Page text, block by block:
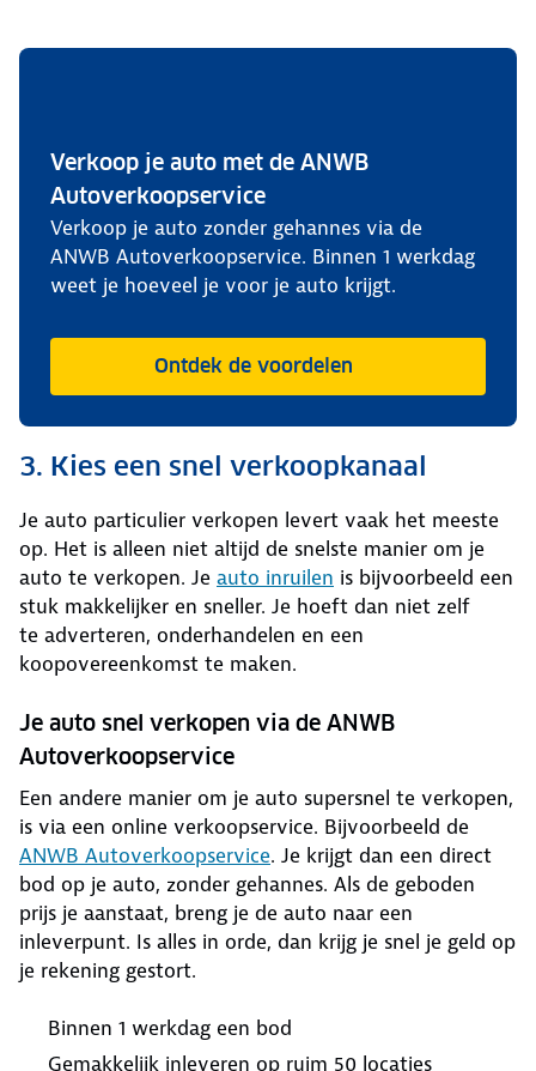
Verkoop je auto met de ANWB
Autoverkoopservice
Verkoop je auto zonder gehannes via de
ANWB Autoverkoopservice. Binnen 1 werkdag
weet je hoeveel je voor je auto krijgt.
Ontdek de voordelen
3. Kies een snel verkoopkanaal
Je auto particulier verkopen levert vaak het meeste
op. Het is alleen niet altijd de snelste manier om je
auto te verkopen. Je auto inruilen is bijvoorbeeld een
stuk makkelijker en sneller. Je hoeft dan niet zelf
te adverteren, onderhandelen en een
koopovereenkomst te maken.
Je auto snel verkopen via de ANWB
Autoverkoopservice
Een andere manier om je auto supersnel te verkopen,
is via een online verkoopservice. Bijvoorbeeld de
ANWB Autoverkoopservice. Je krijgt dan een direct
bod op je auto, zonder gehannes. Als de geboden
prijs je aanstaat, breng je de auto naar een
inleverpunt. Is alles in orde, dan krijg je snel je geld op
je rekening gestort.
Binnen 1 werkdag een bod
Gemakkelijk inleveren op ruim 50 locaties